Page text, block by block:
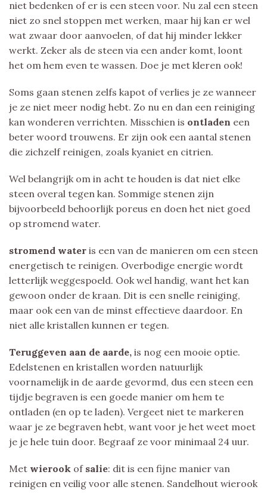
niet bedenken of er is een steen voor. Nu zal een steen
niet zo snel stoppen met werken, maar hij kan er wel
wat zwaar door aanvoelen, of dat hij minder lekker
werkt. Zeker als de steen via een ander komt, loont
het om hem even te wassen. Doe je met kleren ook!
Soms gaan stenen zelfs kapot of verlies je ze wanneer
je ze niet meer nodig hebt. Zo nu en dan een reiniging
kan wonderen verrichten. Misschien is ontladen een
beter woord trouwens. Er zijn ook een aantal stenen
die zichzelf reinigen, zoals kyaniet en citrien.
Wel belangrijk om in acht te houden is dat niet elke
steen overal tegen kan. Sommige stenen zijn
bijvoorbeeld behoorlijk poreus en doen het niet goed
op stromend water.
stromend water is een van de manieren om een steen
energetisch te reinigen. Overbodige energie wordt
letterlijk weggespoeld. Ook wel handig, want het kan
gewoon onder de kraan. Dit is een snelle reiniging,
maar ook een van de minst effectieve daardoor. En
niet alle kristallen kunnen er tegen.
Teruggeven aan de aarde, is nog een mooie optie.
Edelstenen en kristallen worden natuurlijk
voornamelijk in de aarde gevormd, dus een steen een
tijdje begraven is een goede manier om hem te
ontladen (en op te laden). Vergeet niet te markeren
waar je ze begraven hebt, want voor je het weet moet
je je hele tuin door. Begraaf ze voor minimaal 24 uur.
Met wierook of salie: dit is een fijne manier van
reinigen en veilig voor alle stenen. Sandelhout wierook